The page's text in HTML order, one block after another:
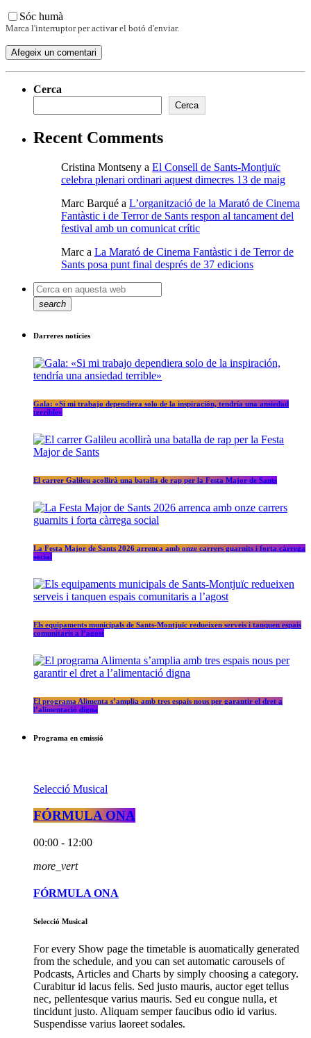
Sóc humà
Marca l'interruptor per activar el botó d'enviar.
Cerca
Cerca
Recent Comments
Cristina Montseny a El Consell de Sants-Montjuïc
celebra plenari ordinari aquest dimecres 13 de maig
Marc Barqué a L’organització de la Marató de Cinema
Fantàstic i de Terror de Sants respon al tancament del
festival amb un comunicat crític
Marc a La Marató de Cinema Fantàstic i de Terror de
Sants posa punt final després de 37 edicions
search
Darreres notícies
Gala: «Si mi trabajo dependiera solo de la inspiración, tendría una ansiedad
terrible»
El carrer Galileu acollirà una batalla de rap per la Festa Major de Sants
La Festa Major de Sants 2026 arrenca amb onze carrers guarnits i forta càrrega
social
Els equipaments municipals de Sants-Montjuïc redueixen serveis i tanquen espais
comunitaris a l’agost
El programa Alimenta s’amplia amb tres espais nous per garantir el dret a
l’alimentació digna
Programa en emissió
Selecció Musical
FÓRMULA ONA
00:00 - 12:00
more_vert
FÓRMULA ONA
Selecció Musical
For every Show page the timetable is auomatically generated
from the schedule, and you can set automatic carousels of
Podcasts, Articles and Charts by simply choosing a category.
Curabitur id lacus felis. Sed justo mauris, auctor eget tellus
nec, pellentesque varius mauris. Sed eu congue nulla, et
tincidunt justo. Aliquam semper faucibus odio id varius.
Suspendisse varius laoreet sodales.